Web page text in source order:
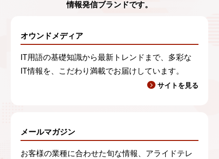
情報発信ブランドです。
オウンドメディア
IT用語の基礎知識から最新トレンドまで、多彩な
IT情報を、こだわり満載でお届けしています。
サイトを見る
メールマガジン
お客様の業種に合わせた旬な情報、アライドテレ